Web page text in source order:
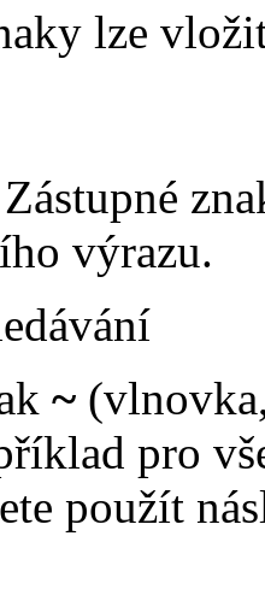
lze
výrazu.
~
pro
použít